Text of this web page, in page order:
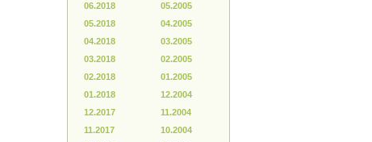
06.2018
05.2018
04.2018
03.2018
02.2018
01.2018
12.2017
11.2017
05.2005
04.2005
03.2005
02.2005
01.2005
12.2004
11.2004
10.2004